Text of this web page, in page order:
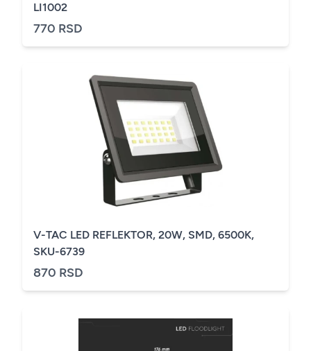
LI1002
770 RSD
V-TAC LED REFLEKTOR, 20W, SMD, 6500K,
SKU-6739
870 RSD